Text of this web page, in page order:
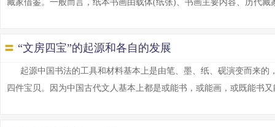
藏家借鉴。一般而言，纸本书画由载体(纸张)、书画主要内容、历代藏
〓 “文房四宝”的起源和各自的发展
起源中国书法的工具和材料基本上是由笔、墨、纸、砚演变而来
四件宝贝。因为中国古代文人基本上都是或能书，或能画，或既能书